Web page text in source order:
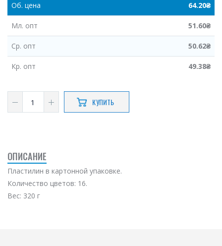
Об. цена 64.20₴
Мл. опт 51.60₴
Ср. опт 50.62₴
Кр. опт 49.38₴
КУПИТЬ
ОПИСАНИЕ
Пластилин в картонной упаковке.
Количество цветов: 16.
Вес: 320 г